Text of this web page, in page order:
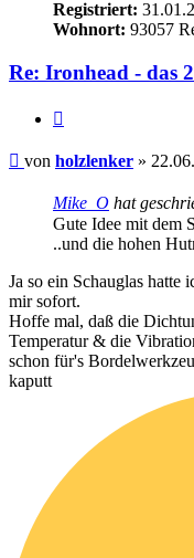
Registriert:
Wohnort: 93057
Re: Ironhead - das
Beitrag
von holzlenker »
Mike_O hat
Gute Idee mit dem
..und die hohen
Ja so ein Schauglas hatte
mir sofort.
Hoffe mal, daß die
Temperatur & die
schon für's
kaputt